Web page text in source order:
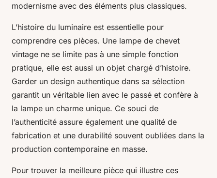
modernisme avec des éléments plus classiques.
L’histoire du luminaire est essentielle pour
comprendre ces pièces. Une lampe de chevet
vintage ne se limite pas à une simple fonction
pratique, elle est aussi un objet chargé d’histoire.
Garder un design authentique dans sa sélection
garantit un véritable lien avec le passé et confère à
la lampe un charme unique. Ce souci de
l’authenticité assure également une qualité de
fabrication et une durabilité souvent oubliées dans la
production contemporaine en masse.
Pour trouver la meilleure pièce qui illustre ces